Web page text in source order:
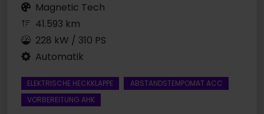
Magnetic Tech
41.593 km
228 kW / 310 PS
Automatik
ELEKTRISCHE HECKKLAPPE
ABSTANDSTEMPOMAT ACC
VORBEREITUNG AHK